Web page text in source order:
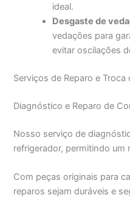
ideal.
Desgaste de
vedações para
evitar oscilações
Serviços de Reparo e Troca
Diagnóstico e Reparo de
Nosso serviço de
refrigerador, permitindo um
Com peças originais para
reparos sejam duráveis e